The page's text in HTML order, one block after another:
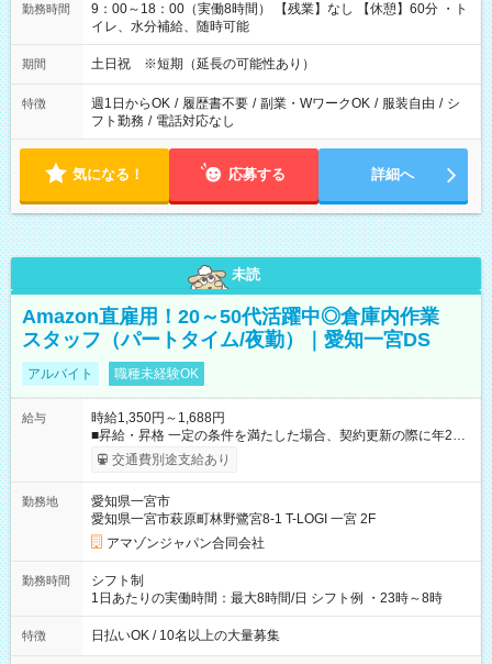
勤務時間
9：00～18：00（実働8時間） 【残業】なし 【休憩】60分 ・ト
イレ、水分補給、随時可能
期間 土日祝 ※短期（延長の可能性あり）
特徴 週1日からOK / 履歴書不要 / 副業・WワークOK / 服装自由 / シ
フト勤務 / 電話対応なし
気になる！ 応募する 詳細へ
未読
Amazon直雇用！20～50代活躍中◎倉庫内作業
スタッフ（パートタイム/夜勤）｜愛知一宮DS
アルバイト 職種未経験OK
給与
時給1,350円～1,688円
■昇給・昇格 一定の条件を満たした場合、契約更新の際に年2回
まで昇給の機会があります。 ■正社員登用制度あり ※月末締/翌
月25日支払い ※時間外手当、別途支給 ※深夜割増賃金 (22:00～
☆Amazon直雇用で安定して働けます！ 【試用期間】試用期間
あり 試用期間の長さ：1週間 雇用形態、給与は本採用時と同じ
です。
交通費別途支給あり
勤務地
愛知県一宮市
愛知県一宮市萩原町林野鷺宮8-1 T-LOGI 一宮 2F
アマゾンジャパン合同会社
勤務時間
シフト制
1日あたりの実働時間：最大8時間/日 シフト例 ・23時～8時
特徴 日払いOK / 10名以上の大量募集